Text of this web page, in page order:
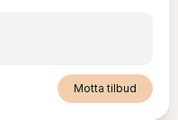
Motta tilbud